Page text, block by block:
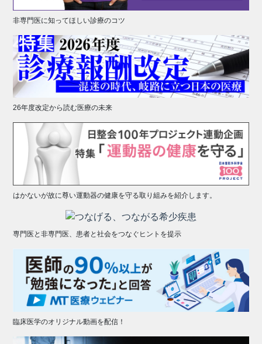
非専門医に知ってほしい診療のコツ
26年度改定から読む医療の未来
はかないが故に尊い運動器の健康を守る取り組みを紹介します。
専門医と非専門医、患者と社会をつなぐヒントを提示
臨床医学のオリジナル動画を配信！